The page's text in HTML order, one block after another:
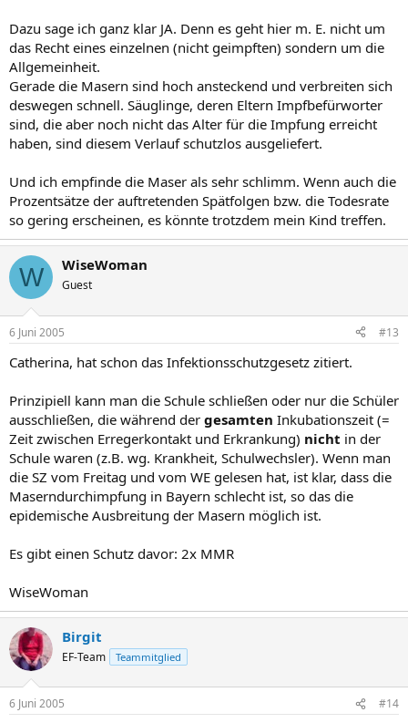
Dazu sage ich ganz klar JA. Denn es geht hier m. E. nicht um
das Recht eines einzelnen (nicht geimpften) sondern um die
Allgemeinheit.
Gerade die Masern sind hoch ansteckend und verbreiten sich
deswegen schnell. Säuglinge, deren Eltern Impfbefürworter
sind, die aber noch nicht das Alter für die Impfung erreicht
haben, sind diesem Verlauf schutzlos ausgeliefert.
Und ich empfinde die Maser als sehr schlimm. Wenn auch die
Prozentsätze der auftretenden Spätfolgen bzw. die Todesrate
so gering erscheinen, es könnte trotzdem mein Kind treffen.
W WiseWoman
Guest
6 Juni 2005 #13
Catherina, hat schon das Infektionsschutzgesetz zitiert.
Prinzipiell kann man die Schule schließen oder nur die Schüler
ausschließen, die während der gesamten Inkubationszeit (=
Zeit zwischen Erregerkontakt und Erkrankung) nicht in der
Schule waren (z.B. wg. Krankheit, Schulwechsler). Wenn man
die SZ vom Freitag und vom WE gelesen hat, ist klar, dass die
Maserndurchimpfung in Bayern schlecht ist, so das die
epidemische Ausbreitung der Masern möglich ist.
Es gibt einen Schutz davor: 2x MMR
WiseWoman
Birgit
EF-Team Teammitglied
6 Juni 2005 #14